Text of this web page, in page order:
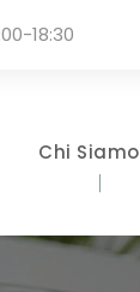
18:30
Chi Siamo